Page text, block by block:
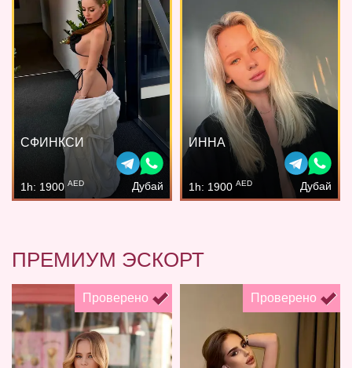
СФИНКСИ
1h: 1900 AED Дубай
ИННА
1h: 1900 AED Дубай
ПРЕМИУМ ЭСКОРТ
Проверено Проверено